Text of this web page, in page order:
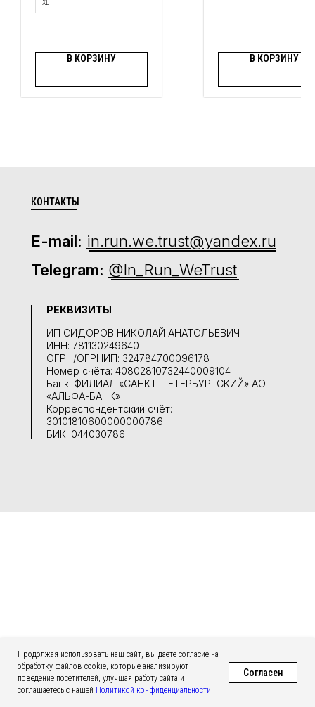
XL
В КОРЗИНУ В КОРЗИНУ
КОНТАКТЫ
ИП СИДОРОВ НИКОЛАЙ АНАТОЛЬЕВИЧ
ИНН: 781130249640
ОГРН/ОГРНИП: 324784700096178
Номер счёта: 40802810732440009104
Банк: ФИЛИАЛ «САНКТ-ПЕТЕРБУРГСКИЙ» АО
«АЛЬФА-БАНК»
Корреспондентский счёт:
30101810600000000786
БИК: 044030786
РЕКВИЗИТЫ
Telegram: @In_Run_WeTrust
E-mail: in.run.we.trust@yandex.ru
COPYRIGHT. ВСЕ ПРАВА ЗАЩИЩЕНЫ. 2025
ПОЛИТИКА КОНФИДЕНЦИАЛЬНОСТИ
Продолжая использовать наш сайт, вы даете согласие на
обработку файлов cookie, которые анализируют
поведение посетителей, улучшая работу сайта и
соглашаетесь с нашей Политикой конфиденциальности
Согласен